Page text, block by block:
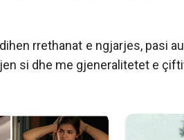
rrethanat e ngjarjes, pasi
si dhe me gjeneralitetet e